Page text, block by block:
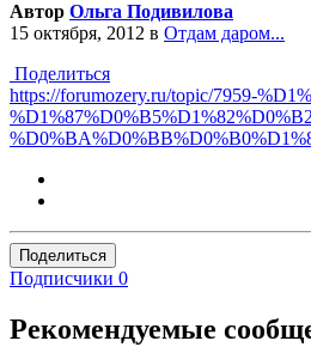
Автор Ольга Подивилова
15 октября, 2012 в Отдам даром...
Поделиться
https://forumozery.ru/topic/7959-
Поделиться
Подписчики 0
Рекомендуемые